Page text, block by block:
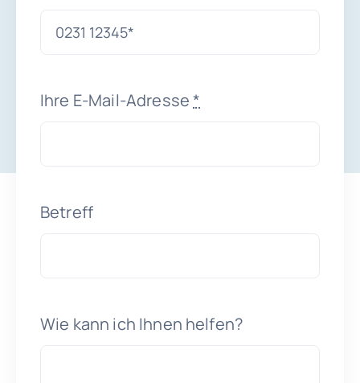
Ihre E-Mail-Adresse*
Betreff
Wie kann ich Ihnen helfen?